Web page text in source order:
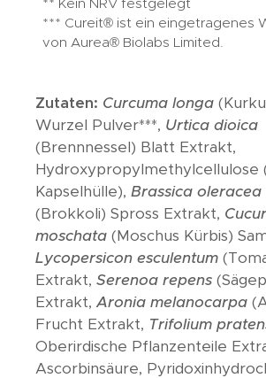
** Kein NRV festgelegt
*** Cureit® ist ein eingetragenes
von Aurea® Biolabs Limited.
Zutaten: Curcuma longa
Wurzel Pulver***, Urtica dioica
(Brennnessel) Blatt Extrakt,
Hydroxypropylmethylcellulose
Kapselhülle), Brassica oleracea
(Brokkoli) Spross Extrakt,
moschata (Moschus Kürbis)
Lycopersicon esculentum
Extrakt, Serenoa repens
Extrakt, Aronia melanocarpa
Frucht Extrakt, Trifolium
Oberirdische Pflanzenteile
Ascorbinsäure,